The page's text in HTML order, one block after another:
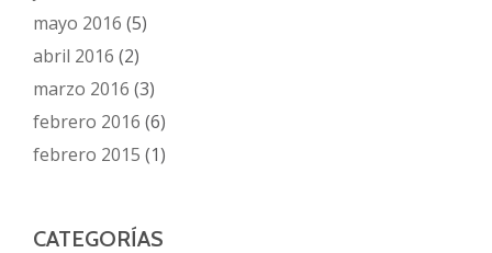
mayo 2016 (5)
abril 2016 (2)
marzo 2016 (3)
febrero 2016 (6)
febrero 2015 (1)
CATEGORÍAS